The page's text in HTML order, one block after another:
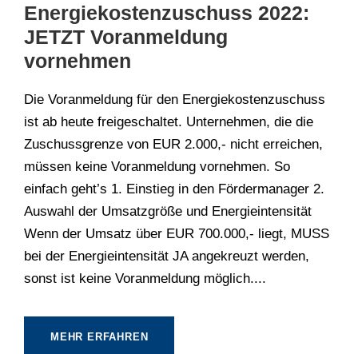
Energiekostenzuschuss 2022:
JETZT Voranmeldung
vornehmen
Die Voranmeldung für den Energiekostenzuschuss
ist ab heute freigeschaltet. Unternehmen, die die
Zuschussgrenze von EUR 2.000,- nicht erreichen,
müssen keine Voranmeldung vornehmen. So
einfach geht’s 1. Einstieg in den Fördermanager 2.
Auswahl der Umsatzgröße und Energieintensität
Wenn der Umsatz über EUR 700.000,- liegt, MUSS
bei der Energieintensität JA angekreuzt werden,
sonst ist keine Voranmeldung möglich....
MEHR ERFAHREN